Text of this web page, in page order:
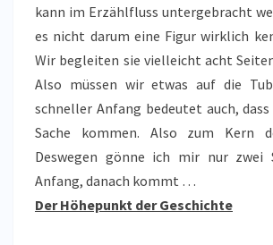
kann im Erzählfluss untergebracht
es nicht darum eine Figur wirklich
Wir begleiten sie vielleicht acht
Also müssen wir etwas auf die
schneller Anfang bedeutet auch,
Sache kommen. Also zum Kern
Deswegen gönne ich mir nur zwei
Anfang, danach kommt …
Der Höhepunkt der Geschichte